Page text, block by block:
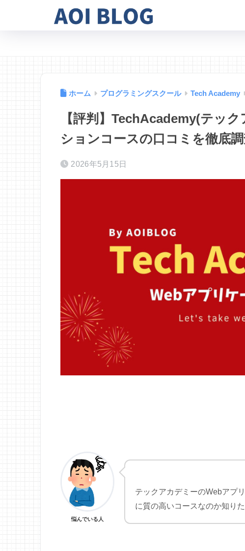
ホーム プログラミングスクール Tech Academy
【評判】TechAcademy(テッ
ションコースの口コミを徹底
2026年5月15日
悩んでいる人
テックアカデミーのWebアプ
に質の高いコースなのか知りた